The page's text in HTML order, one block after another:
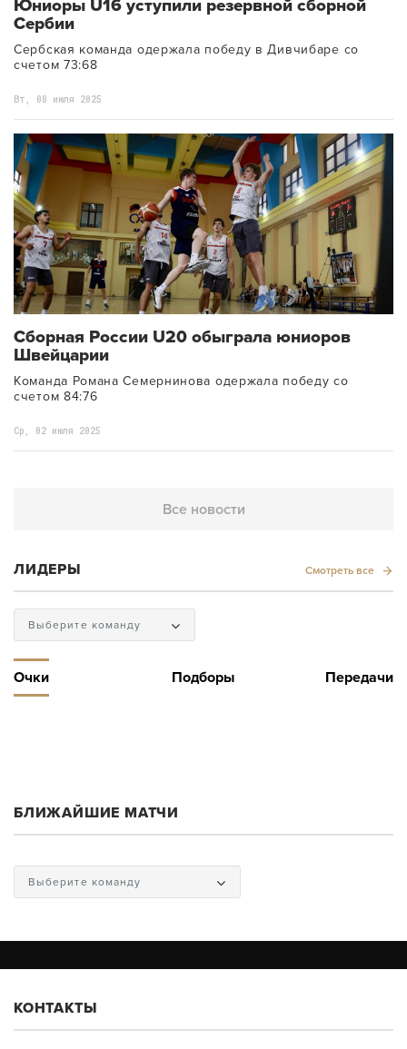
Юниоры U16 уступили резервной сборной
Сербии
Сербская команда одержала победу в Дивчибаре со
счетом 73:68
Вт, 08 июля 2025
Сборная России U20 обыграла юниоров
Швейцарии
Команда Романа Семернинова одержала победу со
счетом 84:76
Ср, 02 июля 2025
Все новости
ЛИДЕРЫ Смотреть все
Выберите команду
Очки Подборы Передачи
БЛИЖАЙШИЕ МАТЧИ
Выберите команду
КОНТАКТЫ